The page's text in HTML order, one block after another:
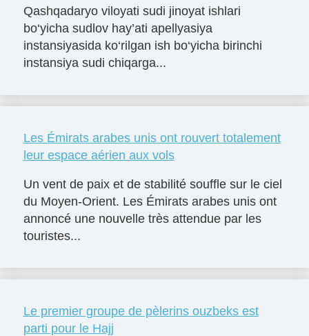
Qashqadaryo viloyati sudi jinoyat ishlari
bo‘yicha sudlov hay’ati apellyasiya
instansiyasida ko‘rilgan ish bo‘yicha birinchi
instansiya sudi chiqarga...
Les Émirats arabes unis ont rouvert totalement
leur espace aérien aux vols
Un vent de paix et de stabilité souffle sur le ciel
du Moyen-Orient. Les Émirats arabes unis ont
annoncé une nouvelle très attendue par les
touristes...
Le premier groupe de pèlerins ouzbeks est
parti pour le Hajj